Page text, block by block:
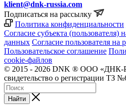
klient@dnk-russia.com
Подписаться на рассылку
Политика конфиденциальности
Согласие субъекта (пользователя)
данных Согласие пользователя на
Пользовательское соглашение
cookie-файлов
© 2015 - 2026 DNK ® ООО «ДНК-
свидетельство о регистрации ТЗ
Найти